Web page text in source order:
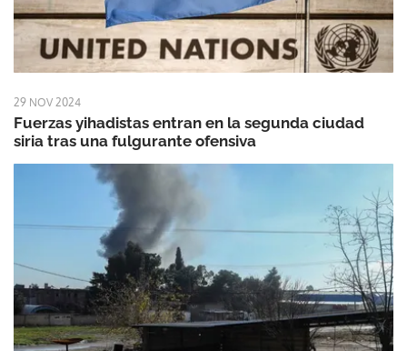
29 NOV 2024
Fuerzas yihadistas entran en la segunda ciudad
siria tras una fulgurante ofensiva